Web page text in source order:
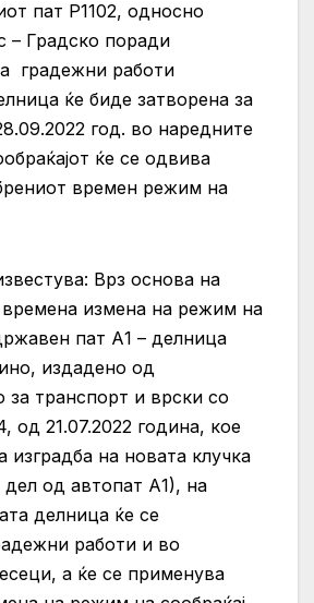
пат Р1102, односно
– Градскo поради
градежни работи
ќе биде затворена за
год. во наредните
ќе се одвива
времен режим на
Врз основа на
измена на режим на
пат А1 – делница
издадено од
за транспорт и врски со
од 21.07.2022 година, кое
изградба на новата клучка
дел од автопат А1), на
делница ќе се
работи и во
а ќе се применува